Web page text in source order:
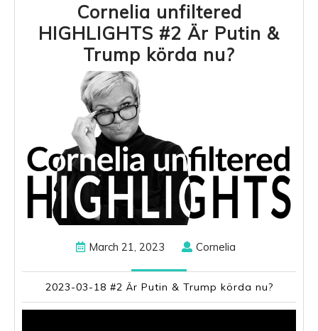
Cornelia unfiltered
HIGHLIGHTS #2 Är Putin &
Trump körda nu?
Putin
&
Trump
körda
nu?
March 21, 2023March CorneliaCornelia
2023-03-18 #2 Är Putin & Trump körda nu?